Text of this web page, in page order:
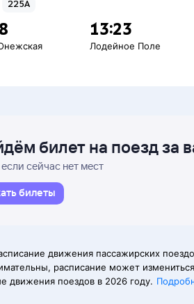
225А
13:23
Лодейное Поле
билет на поезд за
сейчас нет мест
билеты
движения пассажирских
расписание может
движения поездов в 2026 году.